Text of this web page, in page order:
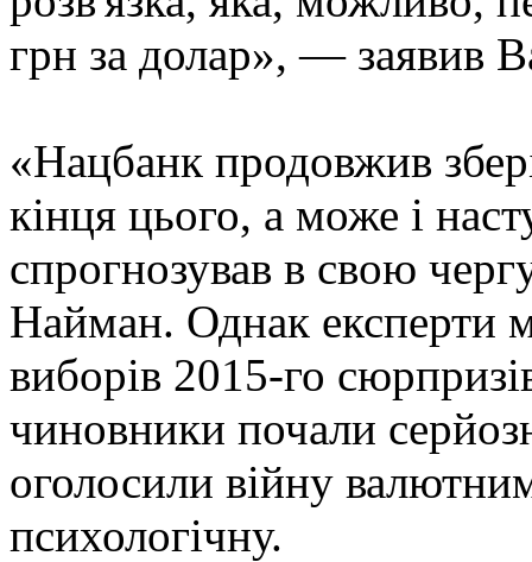
грн за долар», — заявив
«Нацбанк продовжив
кінця цього, а може і
спрогнозував в свою
Найман. Однак експерти
виборів 2015-го
чиновники почали
оголосили війну
психологічну.